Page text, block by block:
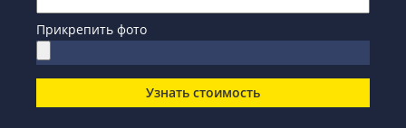
Прикрепить фото
Узнать стоимость